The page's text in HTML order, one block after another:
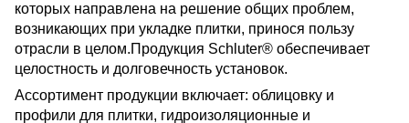
которых направлена ​​на решение общих проблем,
возникающих при укладке плитки, принося пользу
отрасли в целом.Продукция Schluter® обеспечивает
целостность и долговечность установок.
Ассортимент продукции включает: облицовку и
профили для плитки, гидроизоляционные и